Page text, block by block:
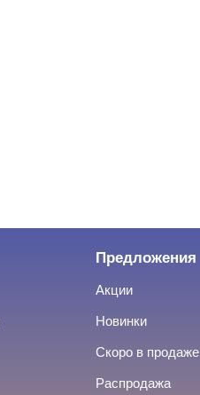
Предложения
Акции
Новинки
Скоро в продаже
Распродажа